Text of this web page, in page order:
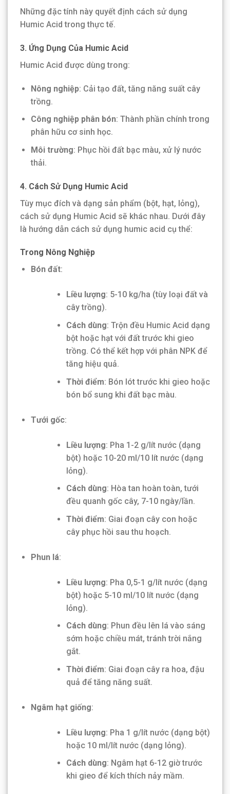
Những đặc tính này quyết định cách sử dụng
Humic Acid trong thực tế.
3. Ứng Dụng Của Humic Acid
Humic Acid được dùng trong:
Nông nghiệp: Cải tạo đất, tăng năng suất cây
trồng.
Công nghiệp phân bón: Thành phần chính trong
phân hữu cơ sinh học.
Môi trường: Phục hồi đất bạc màu, xử lý nước
thải.
4. Cách Sử Dụng Humic Acid
Tùy mục đích và dạng sản phẩm (bột, hạt, lỏng),
cách sử dụng Humic Acid sẽ khác nhau. Dưới đây
là hướng dẫn cách sử dụng humic acid cụ thể:
Trong Nông Nghiệp
Bón đất:
Liều lượng: 5-10 kg/ha (tùy loại đất và
cây trồng).
Cách dùng: Trộn đều Humic Acid dạng
bột hoặc hạt với đất trước khi gieo
trồng. Có thể kết hợp với phân NPK để
tăng hiệu quả.
Thời điểm: Bón lót trước khi gieo hoặc
bón bổ sung khi đất bạc màu.
Tưới gốc:
Liều lượng: Pha 1-2 g/lít nước (dạng
bột) hoặc 10-20 ml/10 lít nước (dạng
lỏng).
Cách dùng: Hòa tan hoàn toàn, tưới
đều quanh gốc cây, 7-10 ngày/lần.
Thời điểm: Giai đoạn cây con hoặc
cây phục hồi sau thu hoạch.
Phun lá:
Liều lượng: Pha 0,5-1 g/lít nước (dạng
bột) hoặc 5-10 ml/10 lít nước (dạng
lỏng).
Cách dùng: Phun đều lên lá vào sáng
sớm hoặc chiều mát, tránh trời nắng
gắt.
Thời điểm: Giai đoạn cây ra hoa, đậu
quả để tăng năng suất.
Ngâm hạt giống:
Liều lượng: Pha 1 g/lít nước (dạng bột)
hoặc 10 ml/lít nước (dạng lỏng).
Cách dùng: Ngâm hạt 6-12 giờ trước
khi gieo để kích thích nảy mầm.